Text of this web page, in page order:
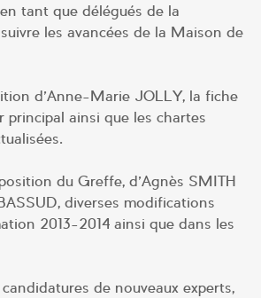
tant que délégués de la
les avancées de la Maison de
d’Anne-Marie JOLLY, la fiche
principal ainsi que les chartes
du Greffe, d’Agnès SMITH
diverses modifications
2013-2014 ainsi que dans les
de nouveaux experts,